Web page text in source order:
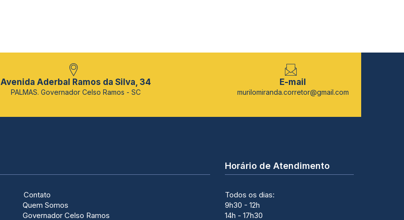
Avenida Aderbal Ramos da Silva, 34
PALMAS. Governador Celso Ramos - SC
E-mail
murilomiranda.corretor@gmail.com
Contato
Quem Somos
Governador Celso Ramos
Horário de Atendimento
Todos os dias:
9h30 - 12h
14h - 17h30